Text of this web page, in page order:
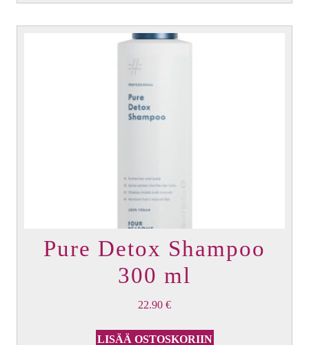
Pure Detox Shampoo
300 ml
22.90 €
LISÄÄ OSTOSKORIIN